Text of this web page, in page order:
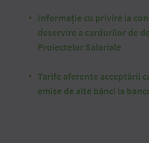
Informaţie cu privire la
deservire a cardurilor de
Proiectelor Salariale
Tarife aferente acceptării
emise de alte bănci la